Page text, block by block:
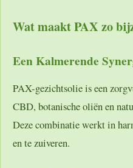
Wat maakt PAX zo
Een Kalmerende
PAX-gezichtsolie is een
CBD, botanische oliën en
Deze combinatie werkt in
en te zuiveren.